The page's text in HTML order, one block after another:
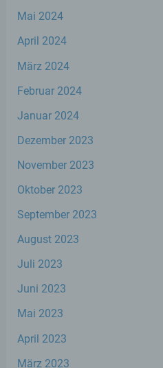
Mai 2024
April 2024
März 2024
Februar 2024
Januar 2024
Dezember 2023
November 2023
Oktober 2023
September 2023
August 2023
Juli 2023
Juni 2023
Mai 2023
April 2023
März 2023
Dritter ist eine
Stelle außer der
und den Personen,
Verantwortlichen
k) Einwilligung
Person freiwillig für
eindeutigen
einverstanden ist.